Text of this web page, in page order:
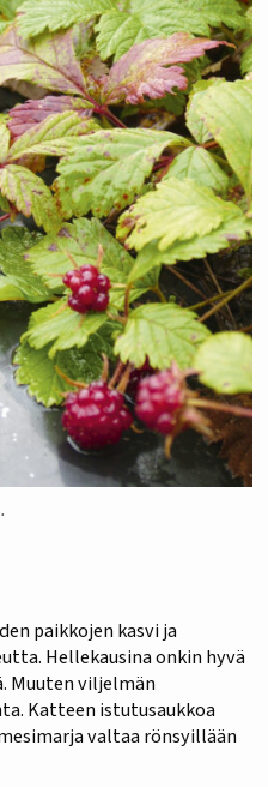
paikkojen kasvi ja
Hellekausina onkin hyvä
Muuten viljelmän
Katteen istutusaukkoa
valtaa rönsyillään